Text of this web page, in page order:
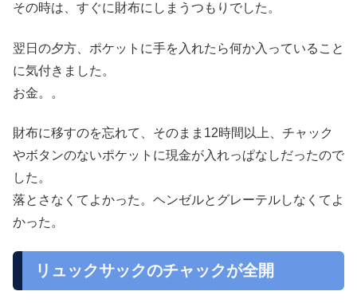
その時は、すぐに財布にしまうつもりでした。
翌日の夕方、ポケットに手を入れたら何か入っていること
に気付きました。
お金。。
財布に移すのを忘れて、そのまま12時間以上、チャック
やボタンのないポケットに現金が入れっぱなしだったので
した。
落とさなくてよかった。ヘンゼルとグレーテルしなくてよ
かった。
リュックサックのチャックが全開